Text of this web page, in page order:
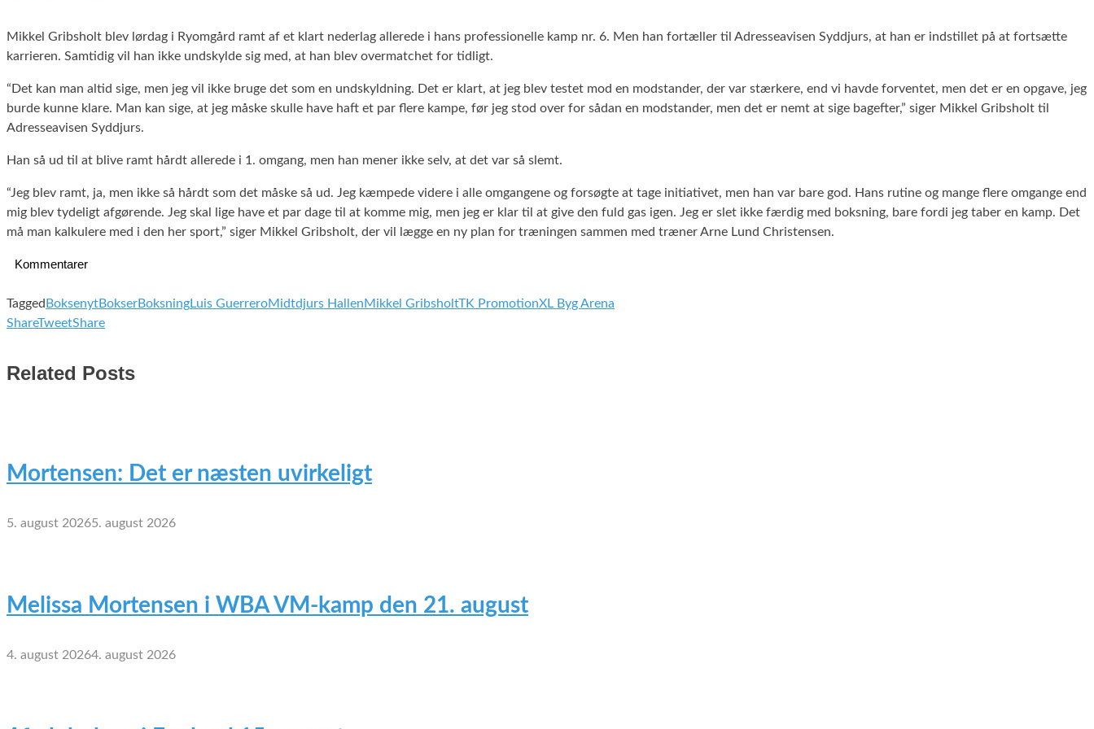
Mikkel Gribsholt blev lørdag i Ryomgård ramt af et klart nederlag allerede i hans professionelle kamp nr. 6. Men han fortæller til Adresseavisen Syddjurs, at han er indstillet på at fortsætte
karrieren. Samtidig vil han ikke undskylde sig med, at han blev overmatchet for tidligt.
“Det kan man altid sige, men jeg vil ikke bruge det som en undskyldning. Det er klart, at jeg blev testet mod en modstander, der var stærkere, end vi havde forventet, men det er en opgave, jeg
burde kunne klare. Man kan sige, at jeg måske skulle have haft et par flere kampe, før jeg stod over for sådan en modstander, men det er nemt at sige bagefter,” siger Mikkel Gribsholt til
Adresseavisen Syddjurs.
Han så ud til at blive ramt hårdt allerede i 1. omgang, men han mener ikke selv, at det var så slemt.
“Jeg blev ramt, ja, men ikke så hårdt som det måske så ud. Jeg kæmpede videre i alle omgangene og forsøgte at tage initiativet, men han var bare god. Hans rutine og mange flere omgange end
mig blev tydeligt afgørende. Jeg skal lige have et par dage til at komme mig, men jeg er klar til at give den fuld gas igen. Jeg er slet ikke færdig med boksning, bare fordi jeg taber en kamp. Det
må man kalkulere med i den her sport,” siger Mikkel Gribsholt, der vil lægge en ny plan for træningen sammen med træner Arne Lund Christensen.
Kommentarer
Tagged BoksenytBokserBoksningLuis GuerreroMidtdjurs HallenMikkel GribsholtTK PromotionXL Byg Arena
ShareTweetShare
Related Posts
Mortensen: Det er næsten uvirkeligt
5. august 20265. august 2026
Melissa Mortensen i WBA VM-kamp den 21. august
4. august 20264. august 2026